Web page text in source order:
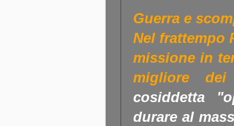
Guerra e
Nel frattempo
missione in
migliore
cosiddetta
durare al